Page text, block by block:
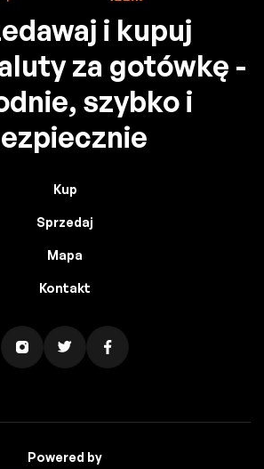
i kupuj
za gotówkę -
szybko i
Kup
Sprzedaj
Mapa
Kontakt
Powered by